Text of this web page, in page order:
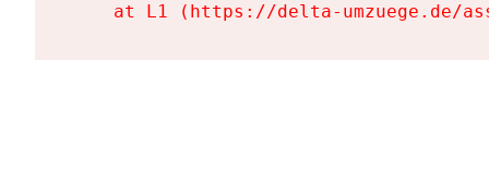
at L1 (https://delta-umzuege.de/